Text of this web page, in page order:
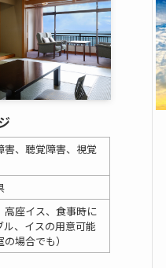
害、聴覚障害、視覚
高座イス、食事時に
ル、イスの用意可能
の場合でも）